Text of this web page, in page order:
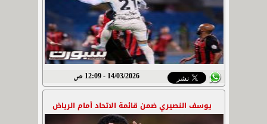
14/03/2026 - 12:09 ص
يوسف النصيري ضمن قائمة الاتحاد أمام الرياض